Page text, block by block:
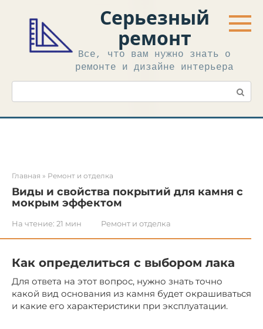
контенту
Серьезный
ремонт
Все, что вам нужно знать о
ремонте и дизайне интерьера
Поиск:
Главная » Ремонт и отделка
Виды и свойства покрытий для камня с
мокрым эффектом
На чтение: 21 мин Ремонт и отделка
Как определиться с выбором лака
Для ответа на этот вопрос, нужно знать точно
какой вид основания из камня будет окрашиваться
и какие его характеристики при эксплуатации.